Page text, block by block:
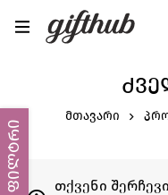
მთავარი
ფილტრი
თქვენი